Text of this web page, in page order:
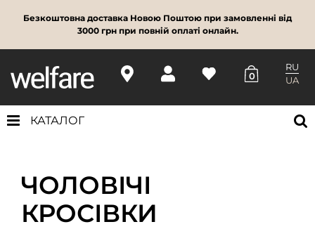
Безкоштовна доставка Новою Поштою при замовленні від
3000 грн при повній оплаті онлайн.
0
RU
UA
КАТАЛОГ
ЧОЛОВІЧІ
КРОСІВКИ